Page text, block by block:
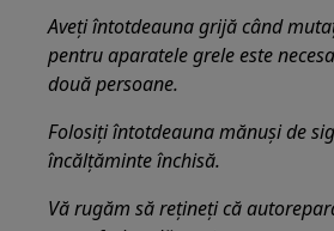
Aveți întotdeauna grijă când
pentru aparatele grele este
două persoane.
Folosiți întotdeauna mănuși de
încălțăminte închisă.
Vă rugăm să rețineți că